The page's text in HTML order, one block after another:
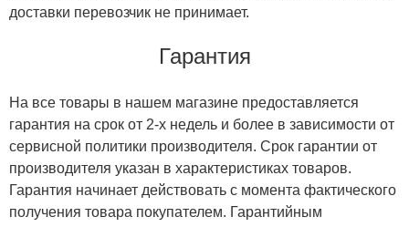
доставки перевозчик не принимает.
Гарантия
На все товары в нашем магазине предоставляется
гарантия на срок от 2-х недель и более в зависимости от
сервисной политики производителя. Срок гарантии от
производителя указан в характеристиках товаров.
Гарантия начинает действовать с момента фактического
получения товара покупателем. Гарантийным